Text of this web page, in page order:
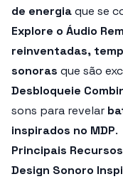
de energiaque se
Explore o Áudio
reinventadas,
sonoras que são
Desbloqueie
sons para revelar
inspirados no MDP.
Principais
Design Sonoro